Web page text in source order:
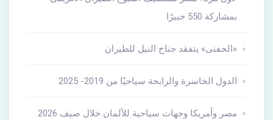
بمشاركة 550 خبيرًا
«الحفنى» يتفقد جناح النيل للطيران
الدول الخاسرة والرابحة سياحيًا من 2019- 2025
مصر وأمريكا وجهات سياحية للألمان خلال صيف 2026